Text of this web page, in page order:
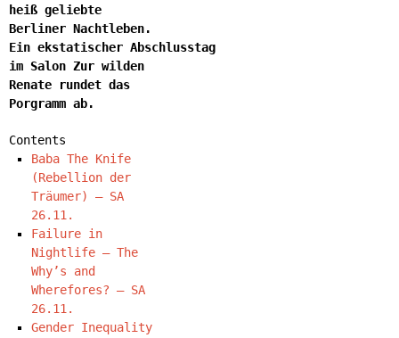
heiß geliebte
Berliner Nachtleben.
Ein ekstatischer Abschlusstag
im Salon Zur wilden
Renate rundet das
Porgramm ab.
Contents
Baba The Knife
(Rebellion der
Träumer) – SA
26.11.
Failure in
Nightlife – The
Why’s and
Wherefores? – SA
26.11.
Gender Inequality